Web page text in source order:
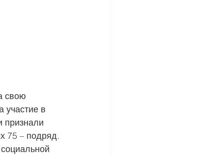
свою
участие в
признали
75 – подряд.